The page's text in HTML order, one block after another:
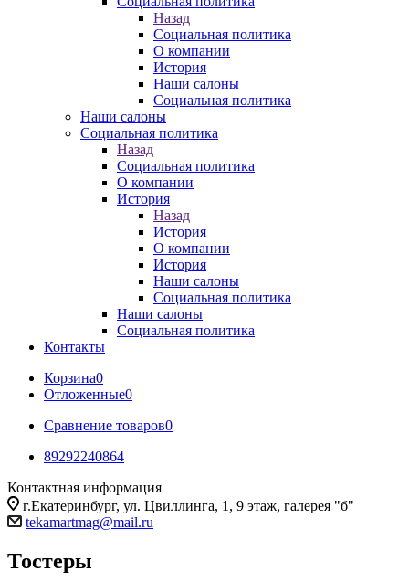
Назад
Социальная политика
О компании
История
Наши салоны
Социальная политика
Наши салоны
Социальная политика
Назад
Социальная политика
О компании
История
Назад
История
О компании
История
Наши салоны
Социальная политика
Наши салоны
Социальная политика
Контакты
Корзина0
Отложенные0
Сравнение товаров0
89292240864
Контактная информация
г.Екатеринбург, ул. Цвиллинга, 1, 9 этаж, галерея "б"
tekamartmag@mail.ru
Тостеры